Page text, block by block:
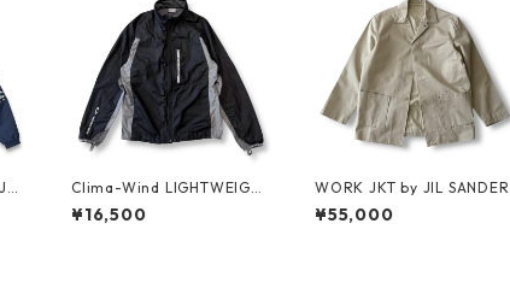
Clima-Wind LIGHTWEIGH
T JKT by SALOMON
¥16,500
WORK JKT by JIL SANDER
¥55,000